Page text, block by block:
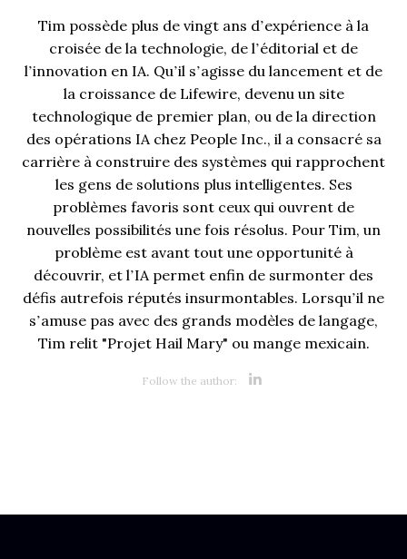
Tim possède plus de vingt ans d’expérience à la
croisée de la technologie, de l’éditorial et de
l’innovation en IA. Qu’il s’agisse du lancement et de
la croissance de Lifewire, devenu un site
technologique de premier plan, ou de la direction
des opérations IA chez People Inc., il a consacré sa
carrière à construire des systèmes qui rapprochent
les gens de solutions plus intelligentes. Ses
problèmes favoris sont ceux qui ouvrent de
nouvelles possibilités une fois résolus. Pour Tim, un
problème est avant tout une opportunité à
découvrir, et l’IA permet enfin de surmonter des
défis autrefois réputés insurmontables. Lorsqu’il ne
s’amuse pas avec des grands modèles de langage,
Tim relit "Projet Hail Mary" ou mange mexicain.
Follow the author: